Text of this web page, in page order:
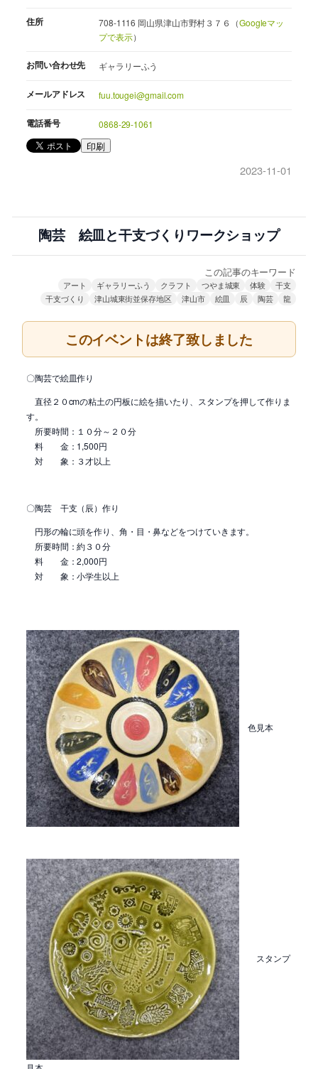
住所 708-1116 岡山県津山市野村３７６（Googleマッ
プで表示）
お問い合わせ先 ギャラリーふう
メールアドレス fuu.tougei@gmail.com
電話番号 0868-29-1061
印刷
2023-11-01
陶芸 絵皿と干支づくりワークショップ
この記事のキーワード
アート ギャラリーふう クラフト つやま城東 体験
干支
干支づくり
津山城東街並保存地区 津山市 絵皿 辰 陶芸 龍
このイベントは終了致しました
〇陶芸で絵皿作り
直径２０cmの粘土の円板に絵を描いたり、スタンプを押して作りま
す。
所要時間：１０分～２０分
料 金：1,500円
対 象：３才以上
〇陶芸 干支（辰）作り
円形の輪に頭を作り、角・目・鼻などをつけていきます。
所要時間：約３０分
料 金：2,000円
対 象：小学生以上
色見本
スタンプ